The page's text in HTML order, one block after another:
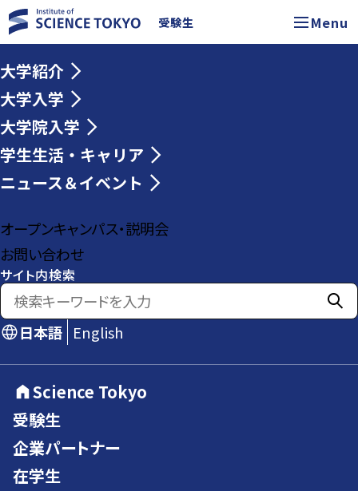
受験生 Menu
大学紹介
大学入学
大学院入学
学生生活・キャリア
ニュース＆イベント
オープンキャンパス・説明会
お問い合わせ
サイト内検索
日本語 English
Science Tokyo
受験生
企業パートナー
在学生